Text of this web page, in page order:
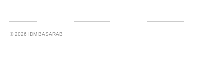
© 2026 IDM BASARAB